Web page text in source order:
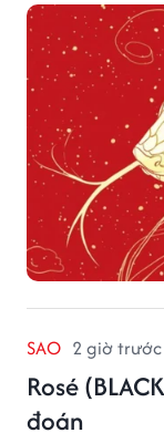
SAO 2 giờ trước
Rosé
đoán